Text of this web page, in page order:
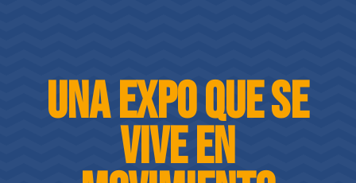
Una Expo que se
vive en